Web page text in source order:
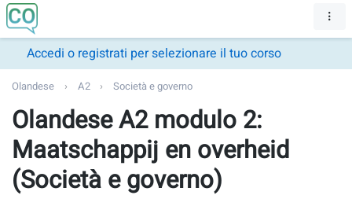
Accedi o registrati per selezionare il tuo corso
Olandese A2 Società e governo
Olandese A2 modulo 2:
Maatschappij en overheid
(Società e governo)